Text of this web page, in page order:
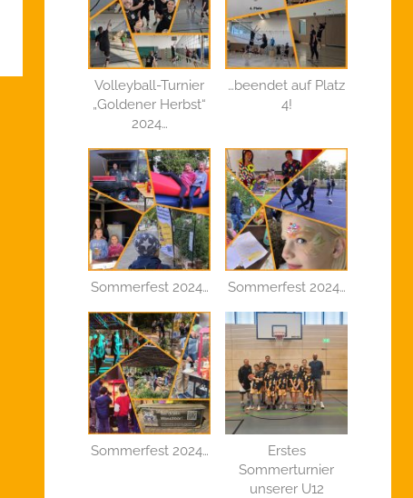
Volleyball-Turnier
„Goldener Herbst“
2024…
…beendet auf Platz
4!
Sommerfest 2024… Sommerfest 2024…
Sommerfest 2024…
Erstes
Sommerturnier
unserer U12